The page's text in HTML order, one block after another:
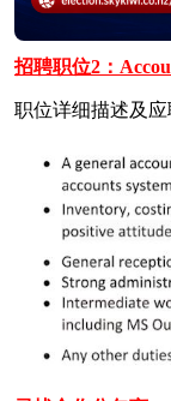
招聘职位2：
职位详细描述及应